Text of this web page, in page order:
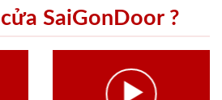
SaiGonDoor ?